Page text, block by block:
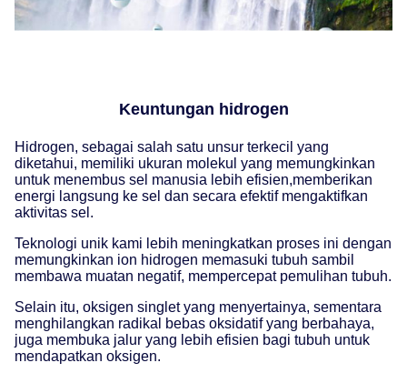
Keuntungan hidrogen
Hidrogen, sebagai salah satu unsur terkecil yang
diketahui, memiliki ukuran molekul yang memungkinkan
untuk menembus sel manusia lebih efisien,memberikan
energi langsung ke sel dan secara efektif mengaktifkan
aktivitas sel.
Teknologi unik kami lebih meningkatkan proses ini dengan
memungkinkan ion hidrogen memasuki tubuh sambil
membawa muatan negatif, mempercepat pemulihan tubuh.
Selain itu, oksigen singlet yang menyertainya, sementara
menghilangkan radikal bebas oksidatif yang berbahaya,
juga membuka jalur yang lebih efisien bagi tubuh untuk
mendapatkan oksigen.